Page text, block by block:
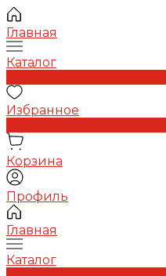
Главная
Каталог
Избранное
Корзина
Профиль
Главная
Каталог